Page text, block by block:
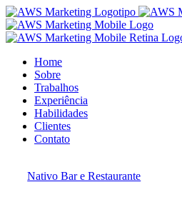
Home
Sobre
Trabalhos
Experiência
Habilidades
Clientes
Contato
Nativo Bar e Restaurante